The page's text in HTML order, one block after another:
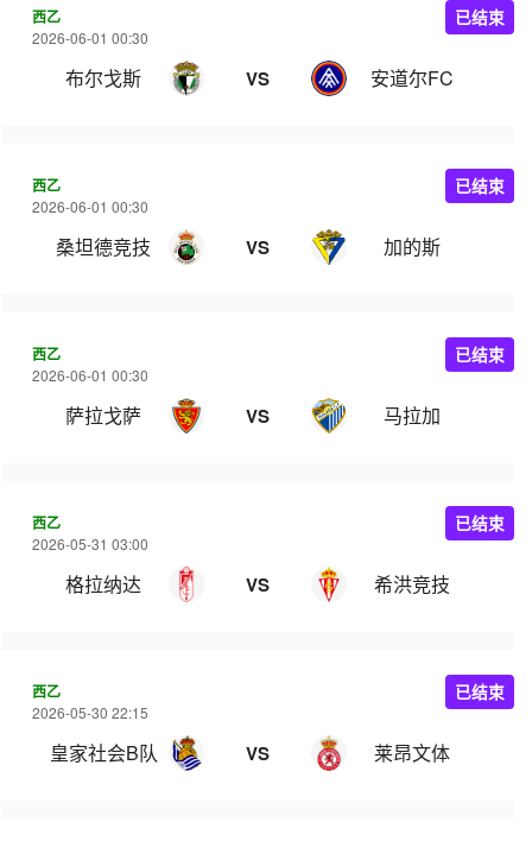
西乙
2026-06-01 00:30
布尔戈斯 VS 安道尔FC
已结束
西乙
2026-06-01 00:30
桑坦德竞技 VS 加的斯
已结束
西乙
2026-06-01 00:30
萨拉戈萨 VS 马拉加
已结束
西乙
2026-05-31 03:00
格拉纳达 VS 希洪竞技
已结束
西乙
2026-05-30 22:15
皇家社会B队 VS 莱昂文体
已结束